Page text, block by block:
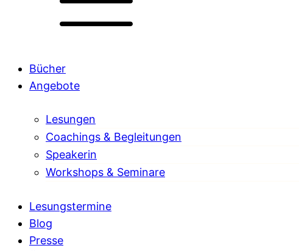
Bücher
Angebote
Lesungen
Coachings & Begleitungen
Speakerin
Workshops & Seminare
Lesungstermine
Blog
Presse